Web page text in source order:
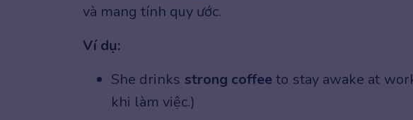
và mang tính quy ước.
Ví dụ:
She drinks strong coffeeto stay awake at
khi làm việc.)